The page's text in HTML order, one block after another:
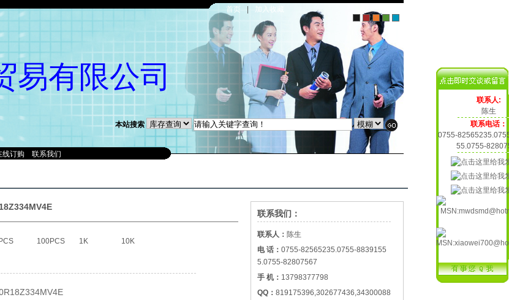
联系人:
陈生
联系电话：
0755-
55.0755-
首页 加入收藏
本站搜索
线订购 联系我们
易有限公司
100PCS 1K 10K
联系我们：
联系人： 陈生
电 话： 0755-82565235.0755-8839155
5.0755-82807567
手 机： 13798377798
QQ： 819175396,302677436,34300088